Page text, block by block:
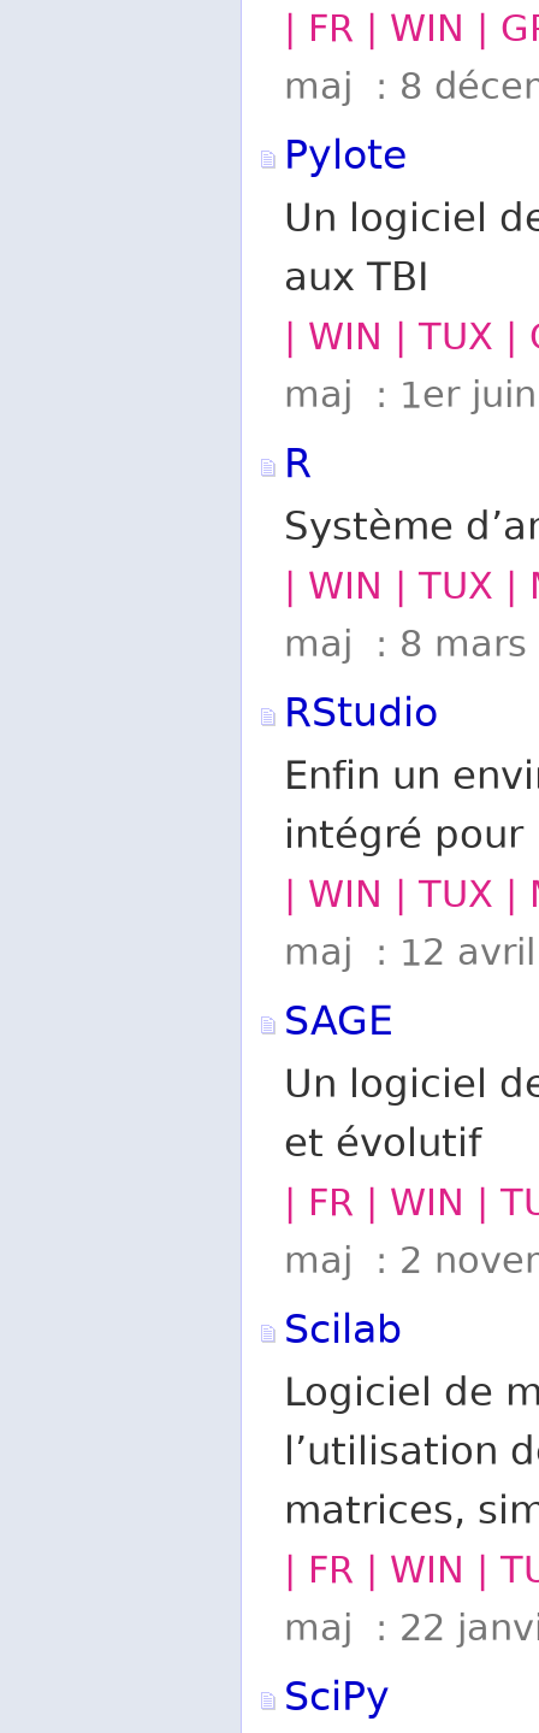
| FR | WIN |
maj : 8
Pylote
Un logiciel
aux TBI
| WIN | TUX |
maj : 1er
R
Système
| WIN | TUX |
maj : 8 mars
RStudio
Enfin un
intégré pour
| WIN | TUX |
maj : 12
SAGE
Un logiciel
et évolutif
| FR | WIN |
maj : 2
Scilab
Logiciel de
l’utilisation
matrices,
| FR | WIN |
maj : 22
SciPy